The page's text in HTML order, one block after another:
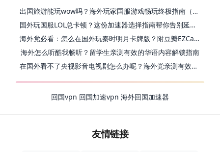
出国旅游能玩wow吗？海外玩家国服游戏畅玩终极指南（附FF14激战2解决方案）
国外玩国服LOL总卡顿？这份加速器选择指南帮你告别延迟烦恼
海外党必看：怎么在国外玩秦时明月卡牌版？附豆瓣EZCast地区限制破解法
海外怎么听酷我畅听？留学生亲测有效的华语内容解锁指南
在国外看不了央视影音电视剧怎么办呢？海外党亲测有效的回国加速方案
回国vpn 回国加速vpn 海外回国加速器
友情链接